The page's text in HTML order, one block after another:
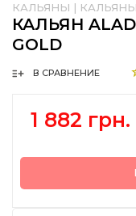
КАЛЬЯНЫ | КАЛЬЯНЫ
КАЛЬЯН
GOLD
В СРАВНЕНИЕ
1 882 грн.